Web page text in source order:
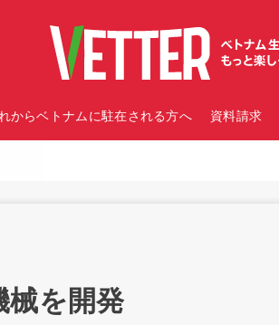
からベトナムに駐在される方へ 資料請求
械を開発